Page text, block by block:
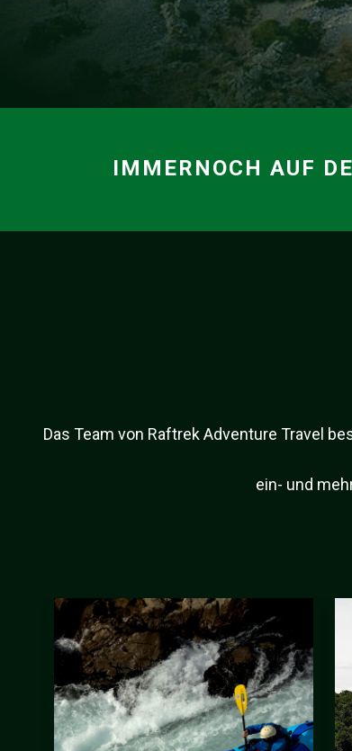
IMMERNOCH AUF
Das Team von Raftrek Adventure Travel
ein- und